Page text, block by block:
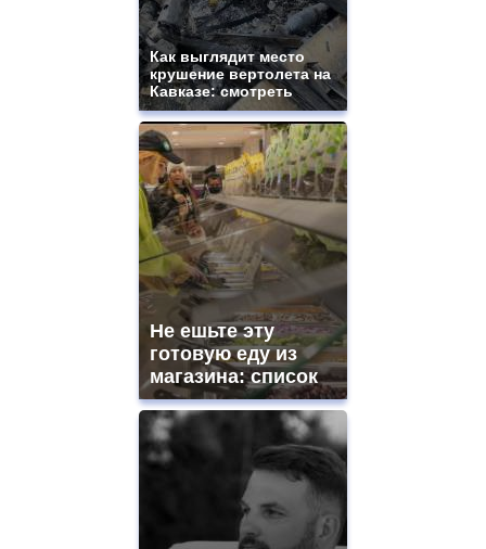
Как выглядит место
крушение вертолета на
Кавказе: смотреть
Не ешьте эту
готовую еду из
магазина: список